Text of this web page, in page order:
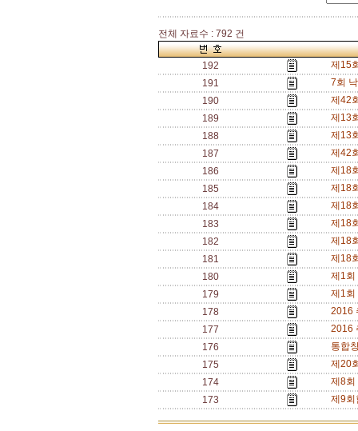
전체 자료수 : 792 건
192
제15
191
7회
190
제42
189
제13
188
제13
187
제42
186
제18
185
제18
184
제18
183
제18
182
제18
181
제18
180
제1회
179
제1회
178
2016
177
2016
176
통합
175
제20
174
제8회
173
제9회